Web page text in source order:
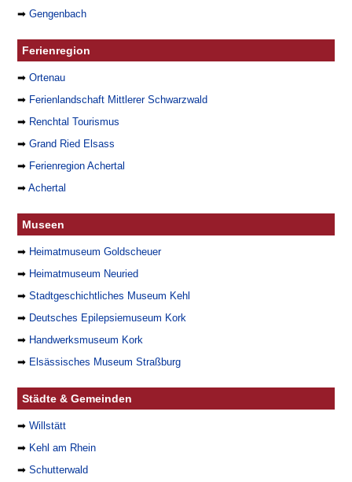
➡Gengenbach
Ferienregion
➡Ortenau
➡ Ferienlandschaft Mittlerer Schwarzwald
➡ Renchtal Tourismus
➡Grand Ried Elsass
➡ Ferienregion Achertal
➡Achertal
Museen
➡ Heimatmuseum Goldscheuer
➡ Heimatmuseum Neuried
➡Stadtgeschichtliches Museum Kehl
➡ Deutsches Epilepsiemuseum Kork
➡ Handwerksmuseum Kork
➡ Elsässisches Museum Straßburg
Städte & Gemeinden
➡Willstätt
➡ Kehl am Rhein
➡Schutterwald